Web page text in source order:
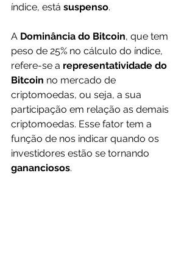
índice, está suspenso.
A Dominância do Bitcoin, que tem
peso de 25% no cálculo do índice,
refere-se a representatividade do
Bitcoin no mercado de
criptomoedas, ou seja, a sua
participação em relação as demais
criptomoedas. Esse fator tem a
função de nos indicar quando os
investidores estão se tornando
gananciosos.